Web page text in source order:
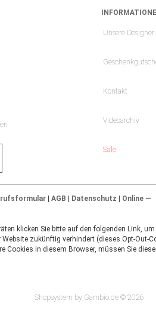
Unsere Designer
Kontakt
Videoarchiv
Sale
| AGB | Datenschutz | Online —
klicken Sie bitte auf den folgenden Link, um
Website zukünftig verhindert (dieses Opt-Out-
Cookies in diesem Browser, müssen Sie
Shopsystem by Gambio.de © 2026